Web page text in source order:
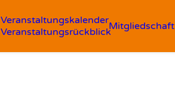
Veranstaltungskalender
VeranstaltungsrückblickMitgliedschaft